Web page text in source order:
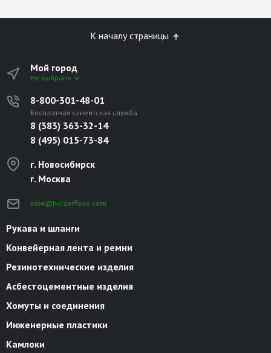
К началу страницы
Мой город
Не выбрано
8-800-301-48-01
Бесплатная клиентская служба
8 (383) 363-32-14
8 (495) 015-73-84
г. Новосибирск
г. Москва
sale@holzerflexo.com
Рукава и шланги
Конвейерная лента и ремни
Резинотехнические изделия
Асбестоцементные изделия
Хомуты и соединения
Инженерные пластики
Камлоки